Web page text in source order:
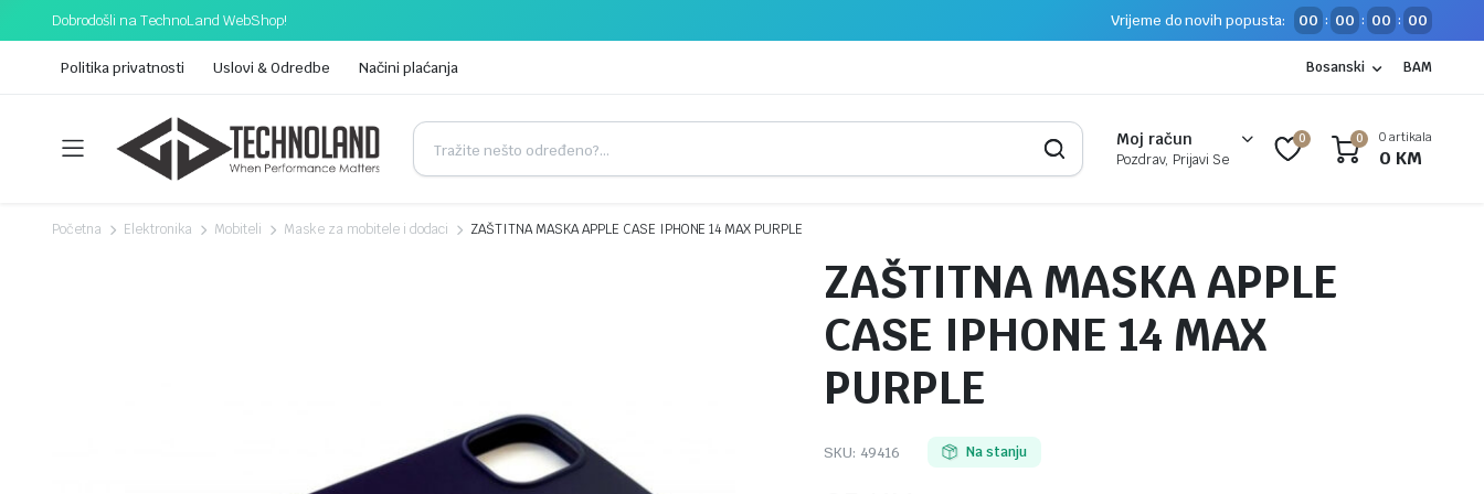
Dobrodošli na TechnoLand WebShop! Vrijeme do novih popusta: 00 : 00 : 00 : 00
Politika privatnosti Uslovi & Odredbe Načini plaćanja Bosanski BAM
Moj račun
Pozdrav, Prijavi Se
0 0 0 artikala
0 KM
Početna Elektronika Mobiteli Maske za mobitele i dodaci ZAŠTITNA MASKA APPLE CASE IPHONE 14 MAX PURPLE
ZAŠTITNA MASKA APPLE
CASE IPHONE 14 MAX
PURPLE
SKU: 49416 Na stanju